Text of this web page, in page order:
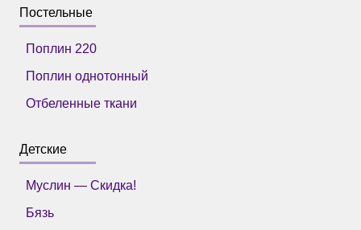
Постельные
Поплин 220
Поплин однотонный
Отбеленные ткани
Детские
Муслин — Скидка!
Бязь